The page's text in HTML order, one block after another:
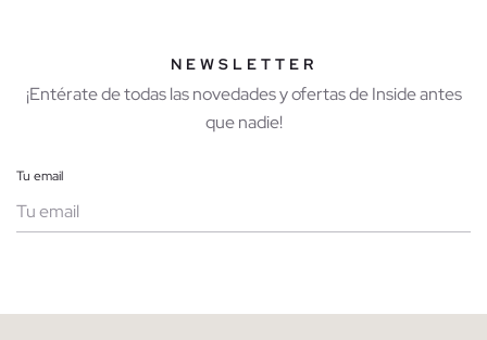
NEWSLETTER
¡Entérate de todas las novedades y ofertas de Inside antes
que nadie!
Tu email